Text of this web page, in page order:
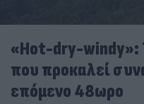
«Hot-dry-windy»:
που προκαλεί
επόμενο 48ωρο